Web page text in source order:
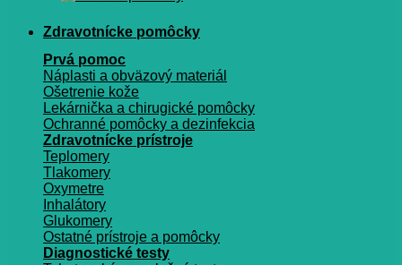
Zdravotnícke pomôcky
Prvá pomoc
Náplasti a obväzový materiál
Ošetrenie kože
Lekárnička a chirugické pomôcky
Ochranné pomôcky a dezinfekcia
Zdravotnícke prístroje
Teplomery
Tlakomery
Oxymetre
Inhalátory
Glukomery
Ostatné prístroje a pomôcky
Diagnostické testy